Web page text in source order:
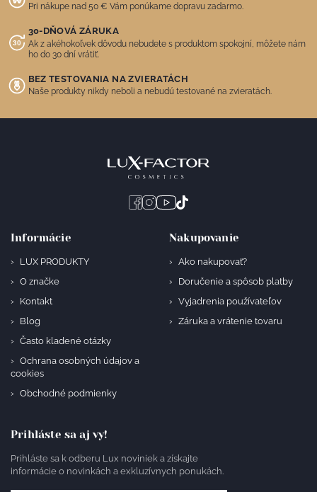
Pri nákupe nad 50 € Vám ponúkame dopravu zadarmo.
30-DŇOVÁ ZÁRUKA
Ak z akéhokoľvek dôvodu nebudete s produktom spokojní, môžete nám
ho do 30 dní vrátiť.
BEZ TESTOVANIA NA ZVIERATÁCH
Naše produkty nikdy neboli a nebudú testované na zvieratách.
Informácie
LUX PRODUKTY
O značke
Kontakt
Blog
Často kladené otázky
Ochrana osobných údajov a
cookies
Obchodné podmienky
Nakupovanie
Ako nakupovať?
Doručenie a spôsob platby
Vyjadrenia používateľov
Záruka a vrátenie tovaru
Prihláste sa aj vy!
Prihláste sa k odberu Lux noviniek a získajte
informácie o novinkách a exkluzívnych ponukách.